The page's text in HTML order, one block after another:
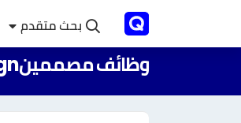
بحث متقدم
وظائف مصممينIndustrial Design - محافظة العاصمة البحرين